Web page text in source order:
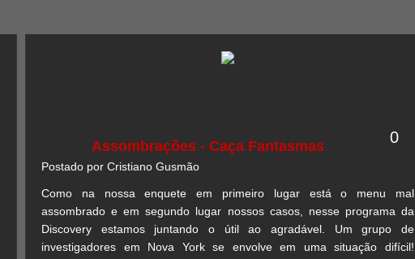
0
Assombrações - Caça Fantasmas
Postado por Cristiano Gusmão
Como na nossa enquete em primeiro lugar está o menu mal
assombrado e em segundo lugar nossos casos, nesse programa da
Discovery estamos juntando o útil ao agradável. Um grupo de
investigadores em Nova York se envolve em uma situação difícil!